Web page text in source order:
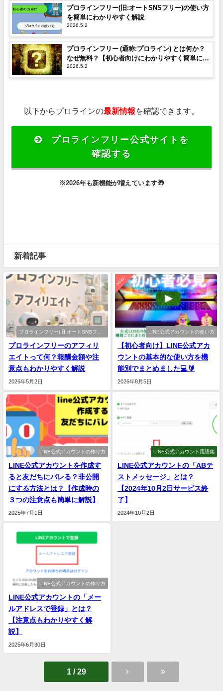
プロラインフリー(旧:オートSNSフリー)の使い方
を簡単にわかりやすく解説
2026.5.2
プロラインフリー (通称:プロライン) とは何か？
なぜ無料？【初心者向けにわかりやすく簡単に解
説】
2026.5.2
以下からプロラインの最新情報を確認できます。
プロラインフリー公式サイトを
確認する
※2026年も新機能が増えています🎁
新着記事
プロラインフリー(旧:オートSNSフリ
プロラインフリーのアフィリ
エイトって何？報酬金額や注
意点もわかりやすく解説
2026年5月2日
NEW!
LINE公式アカウントの使い方
【初心者向け】LINE公式アカ
ウントの基本的な使い方を機
能別でまとめました💻🔰
2026年8月5日
LINE公式アカウントの作り方
LINE公式アカウントを作成す
ると友だちにバレる？非公開
にする方法とは？【作成時の
３つの注意点も簡単に解説】
2025年7月1日
LINE公式アカウント用語集
LINE公式アカウントの「ABテ
ストメッセージ」とは？
【2024年10月2日サービス終
了】
2024年10月2日
LINE公式アカウントの作り方
LINE公式アカウントの「メー
ルアドレスで登録」とは？
【注意点もわかりやすく解
説】
2025年6月30日
1 / 29